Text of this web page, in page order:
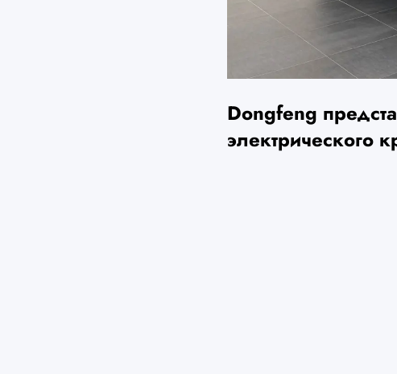
Dongfeng
электрического